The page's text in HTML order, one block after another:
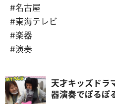
#名古屋
#東海テレビ
#楽器
#演奏
天才キッズドラ
器演奏でぽるぽ